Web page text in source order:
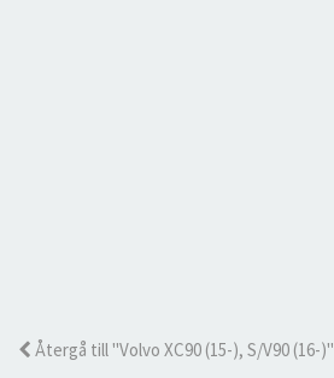
Återgå till "Volvo XC90 (15-), S/V90 (16-)"